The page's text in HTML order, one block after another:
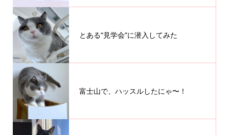
とある“見学会”に潜入してみた
富士山で、ハッスルしたにゃ〜！